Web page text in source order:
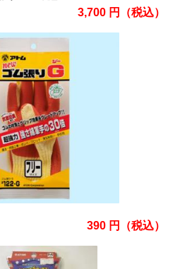
3,700円 （税込）
390円 （税込）